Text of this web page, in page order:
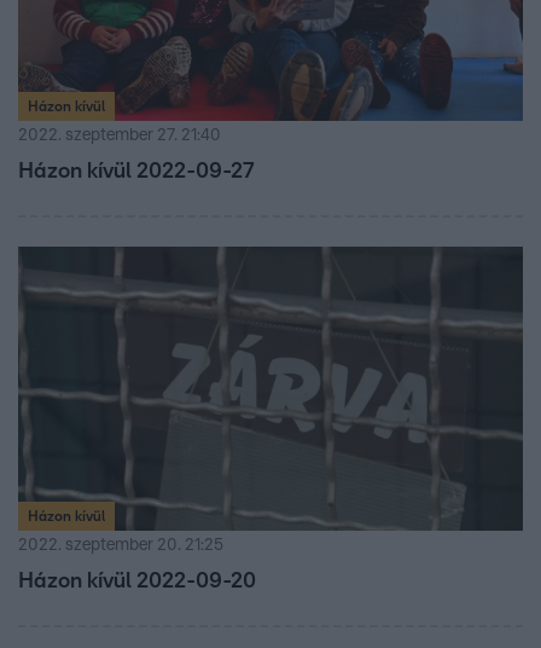
Házon kívül
2022. szeptember 27. 21:40
Házon kívül 2022-09-27
Házon kívül
2022. szeptember 20. 21:25
Házon kívül 2022-09-20